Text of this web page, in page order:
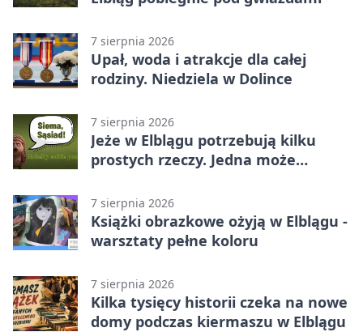
7 sierpnia 2026
Upał, woda i atrakcje dla całej
rodziny. Niedziela w Dolince
7 sierpnia 2026
Jeże w Elblągu potrzebują kilku
prostych rzeczy. Jedna może
7 sierpnia 2026
Książki obrazkowe ożyją w Elblągu -
warsztaty pełne koloru
7 sierpnia 2026
Kilka tysięcy historii czeka na nowe
domy podczas kiermaszu w Elblągu